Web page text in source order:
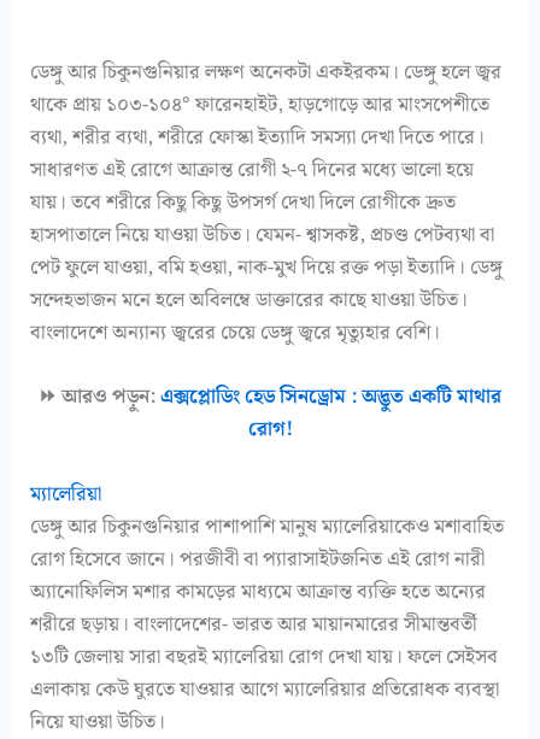
ডেঙ্গু আর চিকুনগুনিয়ার লক্ষণ অনেকটা একইরকম। ডেঙ্গু হলে জ্বর
থাকে প্রায় ১০৩-১০৪° ফারেনহাইট, হাড়গোড়ে আর মাংসপেশীতে
ব্যথা, শরীর ব্যথা, শরীরে ফোস্কা ইত্যাদি সমস্যা দেখা দিতে পারে।
সাধারণত এই রোগে আক্রান্ত রোগী ২-৭ দিনের মধ্যে ভালো হয়ে
যায়। তবে শরীরে কিছু কিছু উপসর্গ দেখা দিলে রোগীকে দ্রুত
হাসপাতালে নিয়ে যাওয়া উচিত। যেমন- শ্বাসকষ্ট, প্রচণ্ড পেটব্যথা বা
পেট ফুলে যাওয়া, বমি হওয়া, নাক-মুখ দিয়ে রক্ত পড়া ইত্যাদি। ডেঙ্গু
সন্দেহভাজন মনে হলে অবিলম্বে ডাক্তারের কাছে যাওয়া উচিত।
বাংলাদেশে অন্যান্য জ্বরের চেয়ে ডেঙ্গু জ্বরে মৃত্যুহার বেশি।
⏩ আরও পড়ুন:এক্সপ্লোডিং হেড সিনড্রোম : অদ্ভুত একটি মাথার
রোগ!
ম্যালেরিয়া
ডেঙ্গু আর চিকুনগুনিয়ার পাশাপাশি মানুষ ম্যালেরিয়াকেও মশাবাহিত
রোগ হিসেবে জানে। পরজীবী বা প্যারাসাইটজনিত এই রোগ নারী
অ্যানোফিলিস মশার কামড়ের মাধ্যমে আক্রান্ত ব্যক্তি হতে অন্যের
শরীরে ছড়ায়। বাংলাদেশের- ভারত আর মায়ানমারের সীমান্তবর্তী
১৩টি জেলায় সারা বছরই ম্যালেরিয়া রোগ দেখা যায়। ফলে সেইসব
এলাকায় কেউ ঘুরতে যাওয়ার আগে ম্যালেরিয়ার প্রতিরোধক ব্যবস্থা
নিয়ে যাওয়া উচিত।